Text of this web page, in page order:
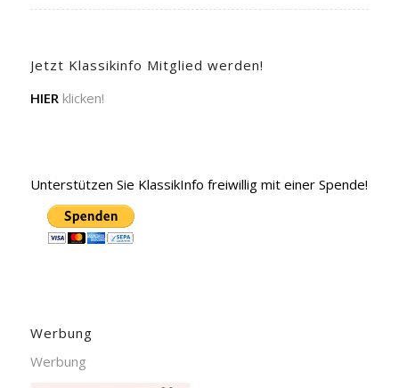
Jetzt Klassikinfo Mitglied werden!
HIER klicken!
Unterstützen Sie KlassikInfo freiwillig mit einer Spende!
Werbung
Werbung